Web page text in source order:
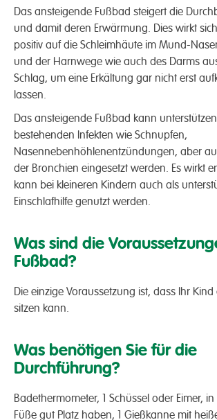
Das ansteigende Fußbad steigert die
und damit deren Erwärmung. Dies wirkt
positiv auf die Schleimhäute im Mund-
und der Harnwege wie auch des Darms
Schlag, um eine Erkältung gar nicht erst
lassen.
Das ansteigende Fußbad kann
bestehenden Infekten wie Schnupfen,
Nasennebenhöhlenentzündungen, aber
der Bronchien eingesetzt werden. Es wirkt
kann bei kleineren Kindern auch als
Einschlafhilfe genutzt werden.
Was sind die
Fußbad?
Die einzige Voraussetzung ist, dass Ihr
sitzen kann.
Was benötigen Sie für die
Durchführung?
Badethermometer, 1 Schüssel oder Eimer,
Füße gut Platz haben, 1 Gießkanne mit